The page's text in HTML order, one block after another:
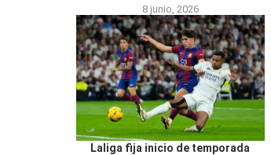
8 junio, 2026
Laliga fija inicio de temporada